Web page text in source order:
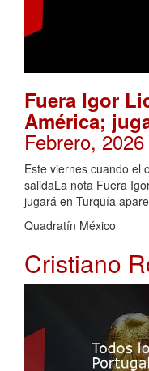
Fuera Igor
América;
Febrero,
Este viernes cuando el
salidaLa nota Fuera
jugará en Turquía
Quadratín México
Cristiano